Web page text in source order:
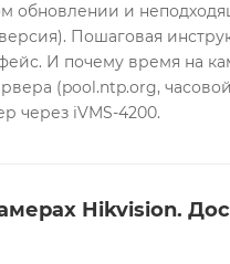
обновлении и
Пошаговая
И почему время на
(pool.ntp.org,
через iVMS-4200.
Hikvision.